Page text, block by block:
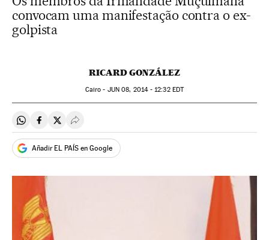
convocam uma manifestação contra o ex-
golpista
RICARD GONZÁLEZ
Cairo - JUN 08, 2014 - 12:32EDT
Compartir en Whatsapp
Compartir en Facebook
Compartir en Twitter
Desplegar Redes Sociales
Añadir EL PAÍS en Google